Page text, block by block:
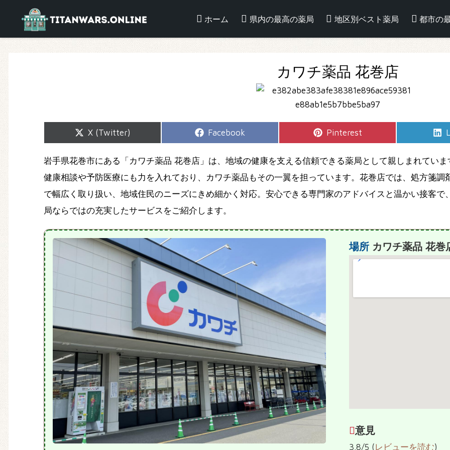
ホーム 県内の最高の薬局 地区別ベスト薬局 都市の
カワチ薬品 花巻店
Share
X (Twitter)
Share
Facebook
Share
Pinterest
岩手県花巻市にある「カワチ薬品 花巻店」は、地域の健康を支える信頼できる薬局として親しまれてい
健康相談や予防医療にも力を入れており、カワチ薬品もその一翼を担っています。花巻店では、処方箋調
で幅広く取り扱い、地域住民のニーズにきめ細かく対応。安心できる専門家のアドバイスと温かい接客
局ならではの充実したサービスをご紹介します。
場所カワチ薬品 花巻
意見
3.8/5 (レビューを読む)